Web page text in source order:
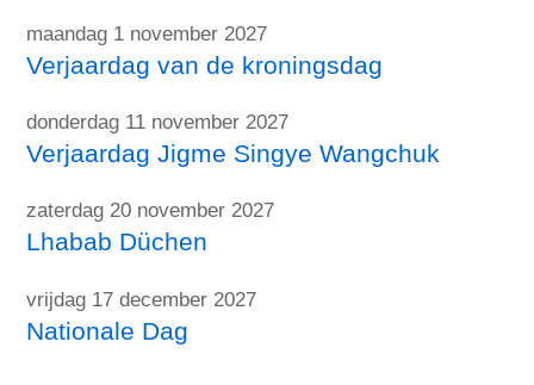
maandag 1 november 2027
Verjaardag van de kroningsdag
donderdag 11 november 2027
Verjaardag Jigme Singye Wangchuk
zaterdag 20 november 2027
Lhabab Düchen
vrijdag 17 december 2027
Nationale Dag